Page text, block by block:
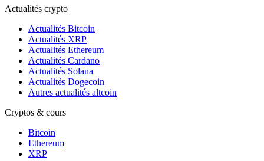
Actualités crypto
Actualités Bitcoin
Actualités XRP
Actualités Ethereum
Actualités Cardano
Actualités Solana
Actualités Dogecoin
Autres actualités altcoin
Cryptos & cours
Bitcoin
Ethereum
XRP